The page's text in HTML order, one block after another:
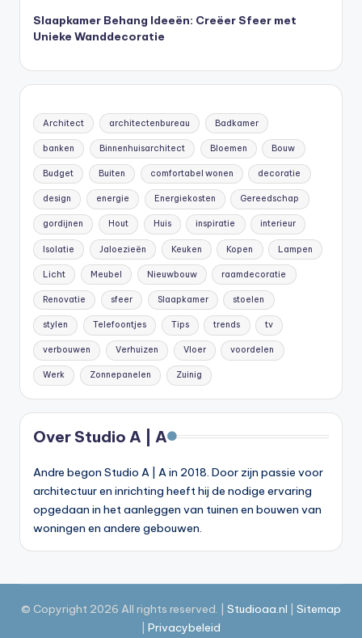
Slaapkamer Behang Ideeën: Creëer Sfeer met
Unieke Wanddecoratie
Architect architectenbureau Badkamer
banken Binnenhuisarchitect Bloemen Bouw
Budget Buiten comfortabel wonen decoratie
design energie Energiekosten Gereedschap
gordijnen Hout Huis inspiratie interieur
Isolatie Jaloezieën Keuken Kopen Lampen
Licht Meubel Nieuwbouw raamdecoratie
Renovatie sfeer Slaapkamer stoelen
stylen Telefoontjes Tips trends tv
verbouwen Verhuizen Vloer voordelen
Werk Zonnepanelen Zuinig
Over Studio A | A
Andre begon Studio A | A in 2018. Door zijn passie voor
architectuur en inrichting heeft hij de nodige ervaring
opgedaan in het aanleggen van tuinen en bouwen van
woningen en andere gebouwen.
© Copyright 2026 All rights reserved. | Studioaa.nl Sitemap
Privacybeleid